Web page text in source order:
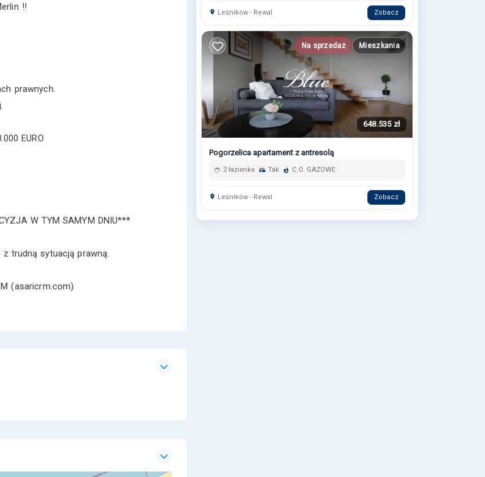
!!
prawnych.
EURO
W TYM SAMYM DNIU***
trudną sytuacją prawną.
(asaricrm.com)
Leśników - Rewal Zobacz
Na sprzedaż Mieszkania
648.535 zł
Pogorzelica apartament z antresolą
2 łazienka Tak C.O. GAZOWE
Leśników - Rewal Zobacz